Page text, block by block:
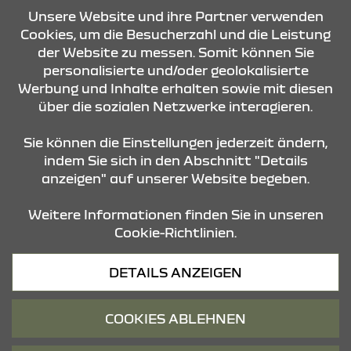
07:30 Uhr - 17:00 Uhr
KONTAKT & ANFAHRT
Datenschutz
Unsere Website und ihre Partner verwenden
Cookies, um die Besucherzahl und die Leistung
der Website zu messen. Somit können Sie
personalisierte und/oder geolokalisierte
Werbung und Inhalte erhalten sowie mit diesen
über die sozialen Netzwerke interagieren.
Sie können die Einstellungen jederzeit ändern,
indem Sie sich in den Abschnitt "Details
anzeigen" auf unserer Website begeben.
Weitere Informationen finden Sie in unseren
Cookie-Richtlinien.
DETAILS ANZEIGEN
COOKIES ABLEHNEN